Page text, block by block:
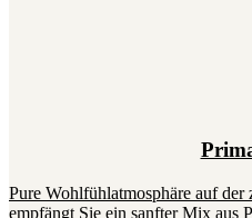
Pure Wohlfühlatmosphäre auf
empfängt Sie ein sanfter Mix aus